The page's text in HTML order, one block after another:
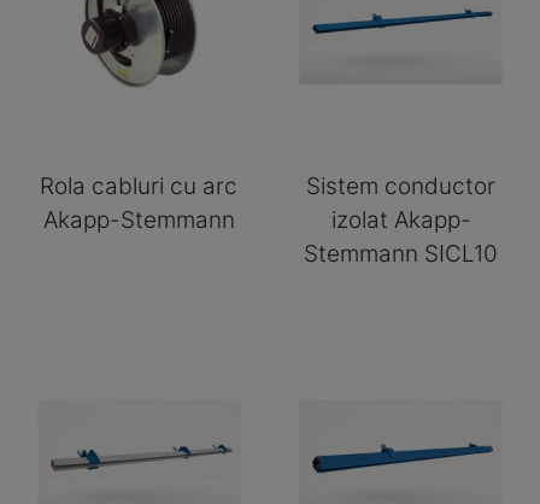
Rola cabluri cu arc
Akapp-Stemmann
Sistem conductor
izolat Akapp-
Stemmann SICL10